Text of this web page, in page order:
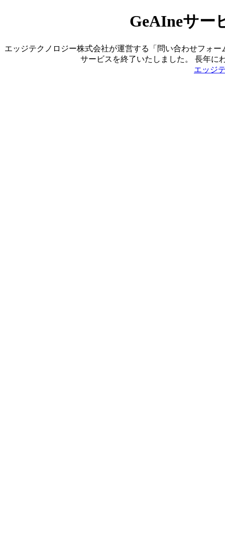
GeAIneサー
エッジテクノロジー株式会社が運営する「問い合わせフォ
サービスを終了いたしました。 長年に
エッジ